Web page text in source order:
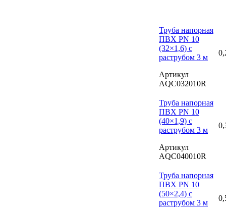
Труба напорная
ПВХ PN 10
(32×1,6) с
раструбом 3 м
Артикул
AQC032010R
Труба напорная
ПВХ PN 10
(40×1,9) с
раструбом 3 м
Артикул
AQC040010R
Труба напорная
ПВХ PN 10
(50×2,4) с
раструбом 3 м